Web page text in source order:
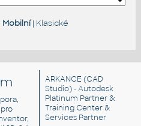
Mobilní| Klasické
ARKANCE (CAD
Studio) - Autodesk
Platinum Partner &
Training Center &
Services Partner